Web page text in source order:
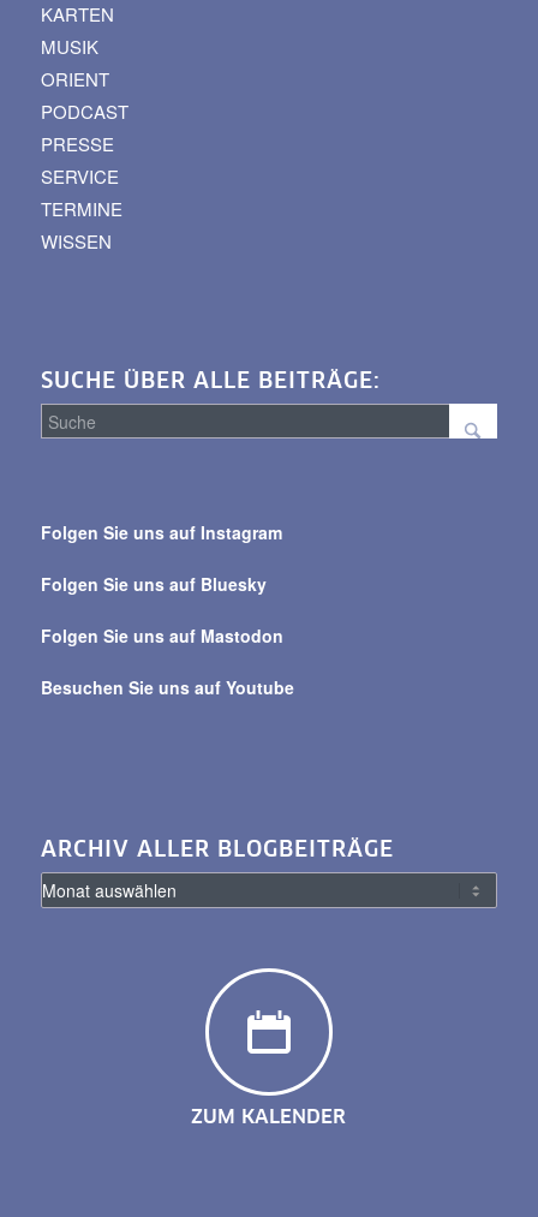
KARTEN
MUSIK
ORIENT
PODCAST
PRESSE
SERVICE
TERMINE
WISSEN
SUCHE ÜBER ALLE BEITRÄGE:
alle
Folgen Sie uns auf Instagram
Folgen Sie uns auf Bluesky
Folgen Sie uns auf Mastodon
Besuchen Sie uns auf Youtube
ARCHIV ALLER BLOGBEITRÄGE
ZUM KALENDER